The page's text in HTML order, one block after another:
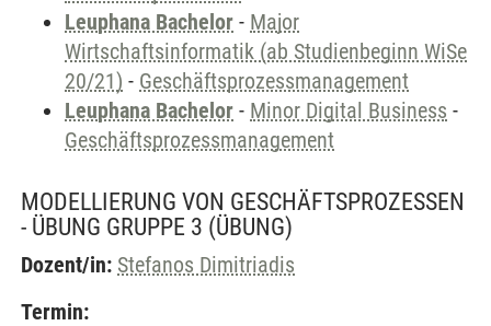
Leuphana Bachelor - Major
Wirtschaftsinformatik (ab Studienbeginn WiSe
20/21) - Geschäftsprozessmanagement
Leuphana Bachelor - Minor Digital Business -
Geschäftsprozessmanagement
MODELLIERUNG VON GESCHÄFTSPROZESSEN
- ÜBUNG GRUPPE 3 (ÜBUNG)
Dozent/in: Stefanos Dimitriadis
Termin: